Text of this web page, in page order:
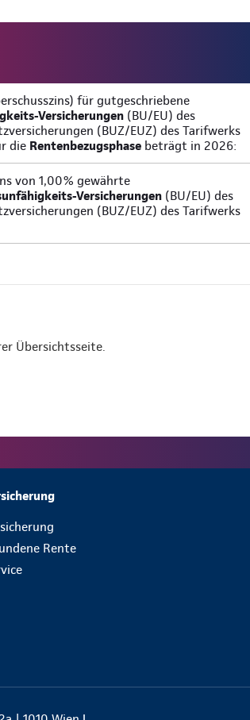
für gutgeschriebene
Versicherungen(BU/EU) des
(BUZ/EUZ) des Tarifwerks
die Rentenbezugsphasebeträgt in 2026:
von 1,00% gewährte
Versicherungen(BU/EU) des
(BUZ/EUZ) des Tarifwerks
Übersichtsseite.
Rente